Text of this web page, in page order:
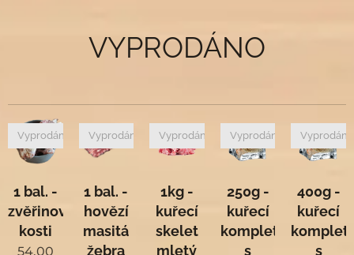
VYPRODÁNO
1 bal. -
zvěřinové
kosti
Vyprodáno
54,00
1 bal. -
hovězí
masitá
žebra
Vyprodáno
1kg -
kuřecí
skelet
mletý
Vyprodáno
250g -
kuřecí
komplet
s
Vyprodáno
400g -
kuřecí
komplet
s
Vyprodáno